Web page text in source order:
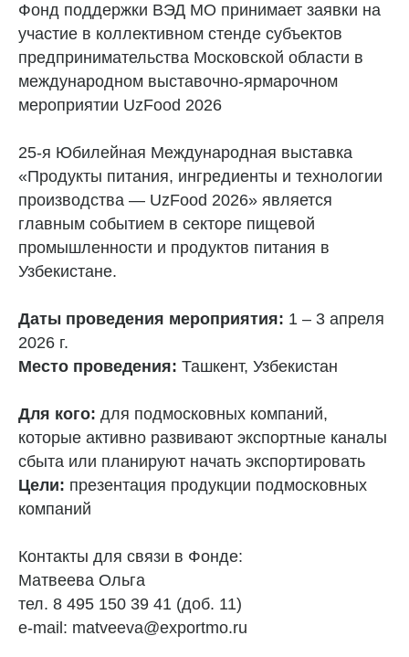
Фонд поддержки ВЭД МО принимает заявки на
участие в коллективном стенде субъектов
предпринимательства Московской области в
международном выставочно-ярмарочном
мероприятии UzFood 2026
25-я Юбилейная Международная выставка
«Продукты питания, ингредиенты и технологии
производства — UzFood 2026» является
главным событием в секторе пищевой
промышленности и продуктов питания в
Узбекистане.
Даты проведения мероприятия: 1 – 3 апреля
2026 г.
Место проведения: Ташкент, Узбекистан
Для кого: для подмосковных компаний,
которые активно развивают экспортные каналы
сбыта или планируют начать экспортировать
Цели: презентация продукции подмосковных
компаний
Контакты для связи в Фонде:
Матвеева Ольга
тел. 8 495 150 39 41 (доб. 11)
e-mail: matveeva@exportmo.ru